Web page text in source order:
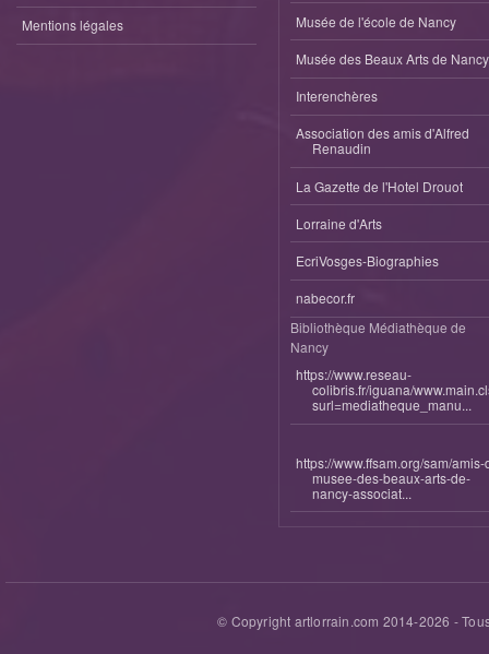
Mentions légales Musée de l'école de Nancy
Musée des Beaux Arts de Nancy
Interenchères
Association des amis d'Alfred
Renaudin
La Gazette de l'Hotel Drouot
Lorraine d'Arts
EcriVosges-Biographies
nabecor.fr
Bibliothèque Médiathèque de
Nancy
https://www.reseau-
colibris.fr/iguana/
surl=mediatheque_manu...
https://www.ffsam.org/sam/amis-
musee-des-beaux-arts-de-
nancy-associat...
© Copyright artlorrain.com 2014-2026 -